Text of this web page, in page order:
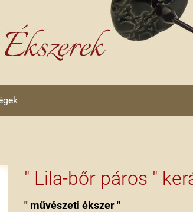
" Lila-bőr páros "
" művészeti ékszer "